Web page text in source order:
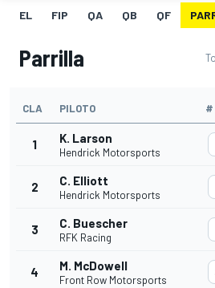
EL FIP QA QB QF
Parrilla
CLA PILOTO #
1 K. Larson
Hendrick Motorsports
2 C. Elliott
Hendrick Motorsports
3 C. Buescher
RFK Racing
4 M. McDowell
Front Row Motorsports